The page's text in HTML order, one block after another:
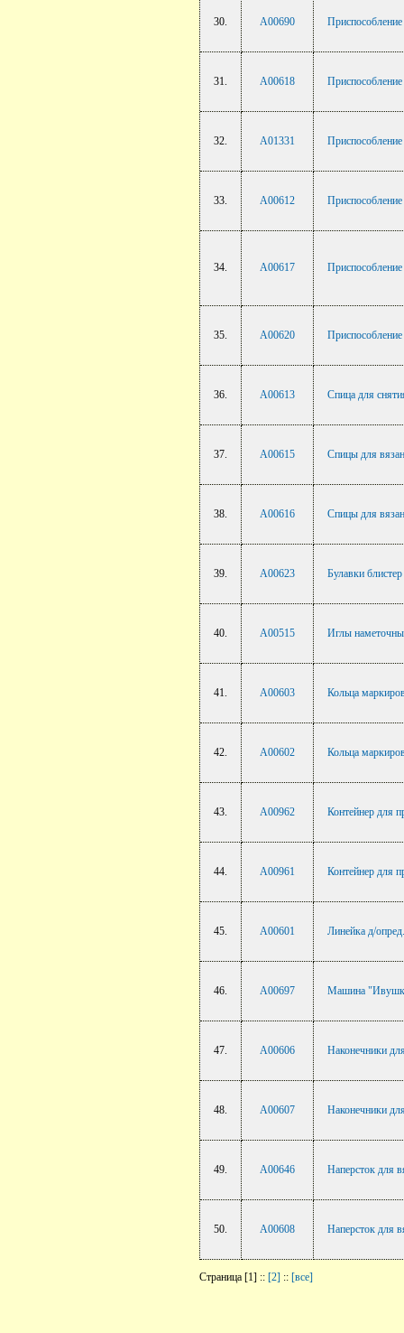
30. A00690
31. A00618
32. A01331
33. A00612
34. A00617
35. A00620
36. A00613 Спица для
37. A00615 Спицы для
38. A00616 Спицы для
39. A00623 Булавки
40. A00515 Иглы
41. A00603 Кольцa
42. A00602 Кольцa
43. A00962 Контейнер для
44. A00961 Контейнер для
45. A00601 Линейка д/
46. A00697 Машина
47. A00606 Наконечники
48. A00607 Наконечники
49. A00646 Наперсток для
50. A00608 Наперсток для
Страница [1] :: [2] :: [все]